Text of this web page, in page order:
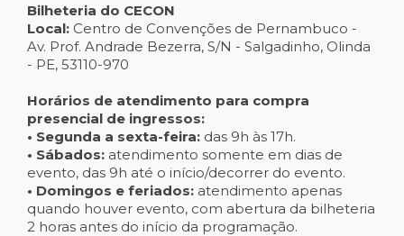
Bilheteria do CECON
Local: Centro de Convenções de Pernambuco -
Av. Prof. Andrade Bezerra, S/N - Salgadinho, Olinda
- PE, 53110-970
Horários de atendimento para compra
presencial de ingressos:
• Segunda a sexta-feira: das 9h às 17h.
• Sábados: atendimento somente em dias de
evento, das 9h até o início/decorrer do evento.
• Domingos e feriados: atendimento apenas
quando houver evento, com abertura da bilheteria
2 horas antes do início da programação.